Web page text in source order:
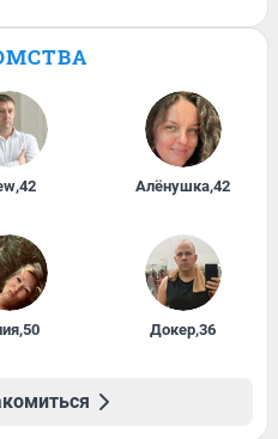
,42 Алёнушка,42
,50 Докер,36